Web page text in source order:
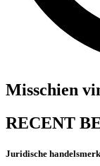
Misschien
RECENT
Juridische